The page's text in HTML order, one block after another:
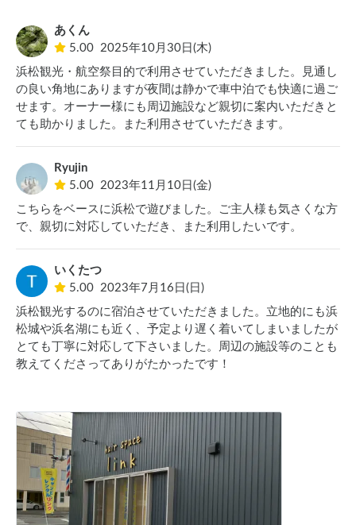
あくん
5.00 2025年10月30日(木)
浜松観光・航空祭目的で利用させていただきました。見通し
の良い角地にありますが夜間は静かで車中泊でも快適に過ご
せます。オーナー様にも周辺施設など親切に案内いただきと
Ryujin
5.00 2023年11月10日(金)
こちらをベースに浜松で遊びました。ご主人様も気さくな方
で、親切に対応していただき、また利用したいです。
いくたつ
5.00 2023年7月16日(日)
浜松観光するのに宿泊させていただきました。立地的にも浜
松城や浜名湖にも近く、予定より遅く着いてしまいましたが
とても丁寧に対応して下さいました。周辺の施設等のことも
教えてくださってありがたかったです！